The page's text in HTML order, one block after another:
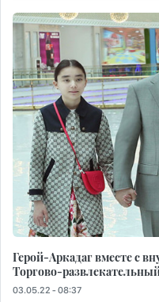
Герой-Аркадаг вместе с
Торгово-
03.05.22 - 08:37